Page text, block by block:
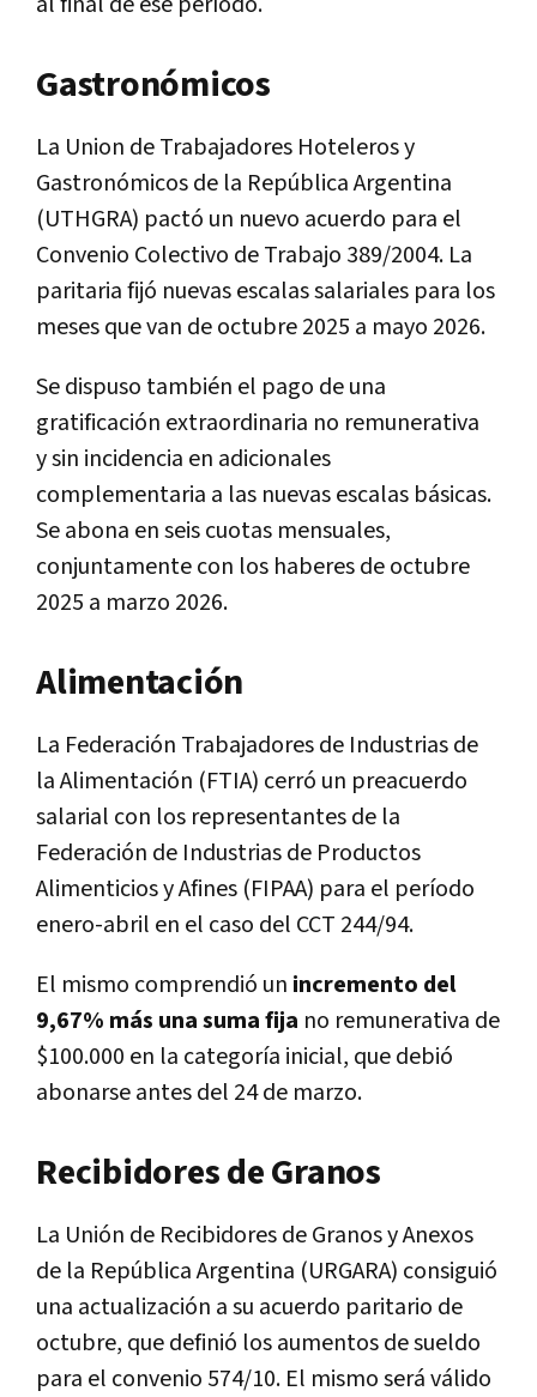
Gastronómicos
La Union de Trabajadores Hoteleros y
Gastronómicos de la República Argentina
(UTHGRA) pactó un nuevo acuerdo para el
Convenio Colectivo de Trabajo 389/2004. La
paritaria fijó nuevas escalas salariales para los
meses que van de octubre 2025 a mayo 2026.
Se dispuso también el pago de una
gratificación extraordinaria no remunerativa
y sin incidencia en adicionales
complementaria a las nuevas escalas básicas.
Se abona en seis cuotas mensuales,
conjuntamente con los haberes de octubre
2025 a marzo 2026.
Alimentación
La Federación Trabajadores de Industrias de
la Alimentación (FTIA) cerró un preacuerdo
salarial con los representantes de la
Federación de Industrias de Productos
Alimenticios y Afines (FIPAA) para el período
enero-abril en el caso del CCT 244/94.
El mismo comprendió un incremento del
9,67% más una suma fija no remunerativa de
$100.000 en la categoría inicial, que debió
abonarse antes del 24 de marzo.
Recibidores de Granos
La Unión de Recibidores de Granos y Anexos
de la República Argentina (URGARA) consiguió
una actualización a su acuerdo paritario de
octubre, que definió los aumentos de sueldo
para el convenio 574/10. El mismo será válido